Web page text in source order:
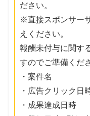
ださい。
※直接スポンサー
えください。
報酬未付与に関す
すのでご準備くだ
・案件名
・広告クリック日
・成果達成日時